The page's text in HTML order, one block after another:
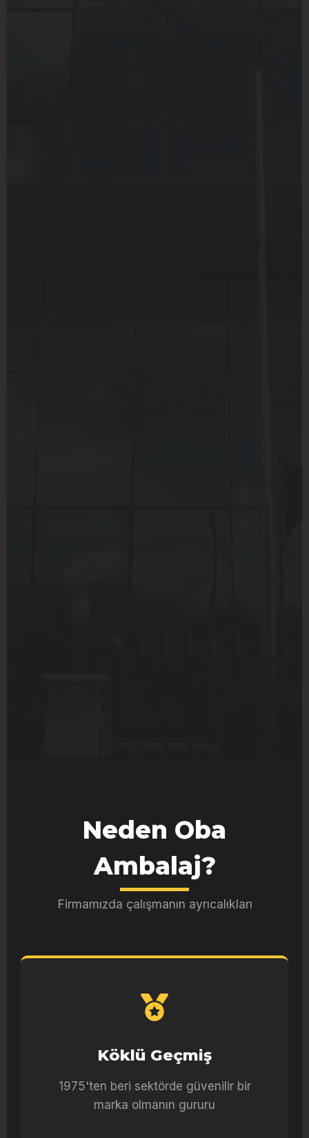
Neden Oba
Ambalaj?
Firmamızda çalışmanın ayrıcalıkları
Köklü Geçmiş
1975'ten beri sektörde güvenilir bir
marka olmanın gururu